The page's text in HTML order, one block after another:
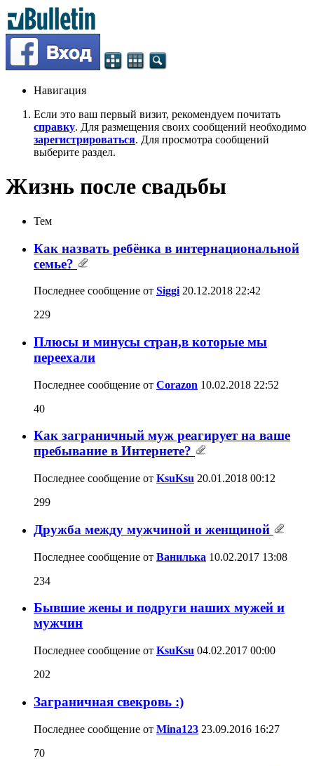
Навигация
Если это ваш первый визит, рекомендуем почитать
справку. Для размещения своих сообщений необходимо
зарегистрироваться. Для просмотра сообщений
выберите раздел.
Жизнь после свадьбы
Тем
Как назвать ребёнка в интернациональной
семье?
Последнее сообщение от Siggi 20.12.2018 22:42
229
Плюсы и минусы стран,в которые мы
переехали
Последнее сообщение от Corazon 10.02.2018 22:52
40
Как заграничный муж реагирует на ваше
пребывание в Интернете?
Последнее сообщение от KsuKsu 20.01.2018 00:12
299
Дружба между мужчиной и женщиной
Последнее сообщение от Ванилька 10.02.2017 13:08
234
Бывшие жены и подруги наших мужей и
мужчин
Последнее сообщение от KsuKsu 04.02.2017 00:00
202
Заграничная свекровь :)
Последнее сообщение от Mina123 23.09.2016 16:27
70